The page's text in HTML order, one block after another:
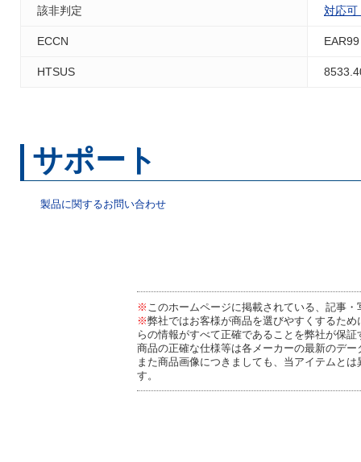
該非判定 対応可
ECCN EAR99
HTSUS
サポート
製品に関するお問い合わせ
※ このホームページに掲載されている、記事
※弊社ではお客様が商品を選びやすくするた
らの情報がすべて正確であることを弊社が保
商品の正確な仕様等は各メーカーの最新のデ
また商品画像につきましても、当アイテムと
す。